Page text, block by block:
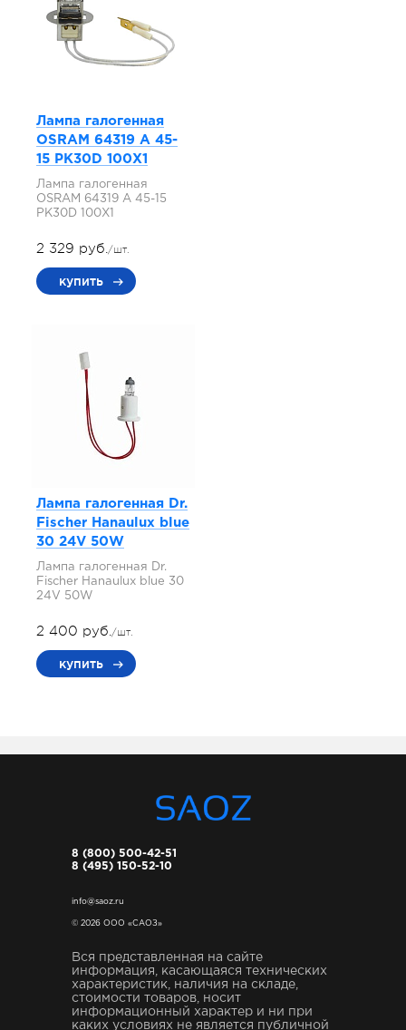
Лампа галогенная
OSRAM 64319 A 45-
15 PK30D 100X1
Лампа галогенная
OSRAM 64319 A 45-15
PK30D 100X1
2 329 руб./шт.
купить
Лампа галогенная Dr.
Fischer Hanaulux blue
30 24V 50W
Лампа галогенная Dr.
Fischer Hanaulux blue 30
24V 50W
2 400 руб./шт.
купить
8 (800) 500-42-51
8 (495) 150-52-10
info@saoz.ru
© 2026 ООО «САОЗ»
Вся представленная на сайте
информация, касающаяся технических
характеристик, наличия на складе,
стоимости товаров, носит
информационный характер и ни при
каких условиях не является публичной